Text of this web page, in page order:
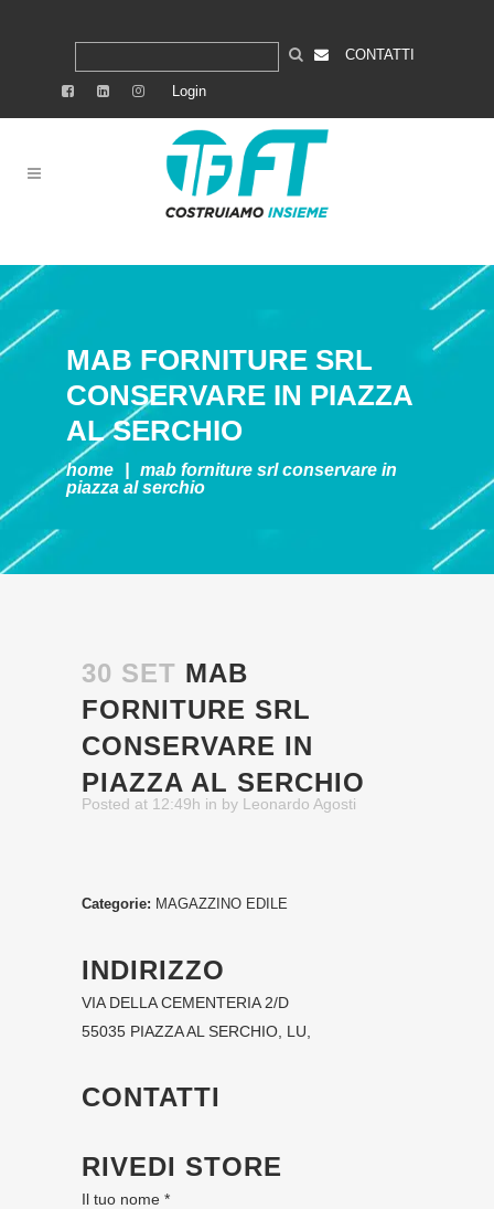
CONTATTI
Login
MAB FORNITURE SRL
CONSERVARE IN PIAZZA
AL SERCHIO
home mab forniture srlconservare in
piazza al serchio
30 SET MAB
FORNITURE SRL
CONSERVARE IN
PIAZZA AL SERCHIO
Posted at 12:49h in by Leonardo Agosti
Categorie: MAGAZZINO EDILE
INDIRIZZO
VIA DELLA CEMENTERIA 2/D
55035 PIAZZA AL SERCHIO, LU,
CONTATTI
RIVEDI STORE
Il tuo nome *